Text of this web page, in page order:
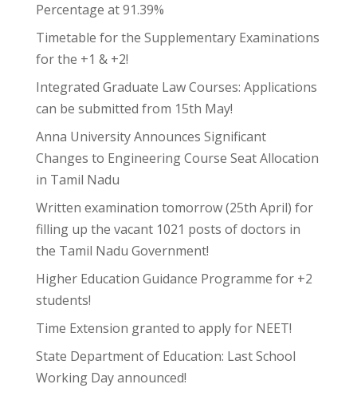
Percentage at 91.39%
Timetable for the Supplementary Examinations
for the +1 & +2!
Integrated Graduate Law Courses: Applications
can be submitted from 15th May!
Anna University Announces Significant
Changes to Engineering Course Seat Allocation
in Tamil Nadu
Written examination tomorrow (25th April) for
filling up the vacant 1021 posts of doctors in
the Tamil Nadu Government!
Higher Education Guidance Programme for +2
students!
Time Extension granted to apply for NEET!
State Department of Education: Last School
Working Day announced!